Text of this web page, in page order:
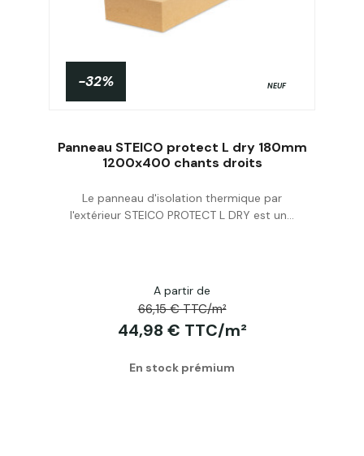
Acheter
-32% NEUF
Panneau STEICO protect L dry 180mm
1200x400 chants droits
Le panneau d'isolation thermique par
l'extérieur STEICO PROTECT L DRY est un...
A partir de
66,15 € TTC/m²
44,98 € TTC/m²
En stock prémium